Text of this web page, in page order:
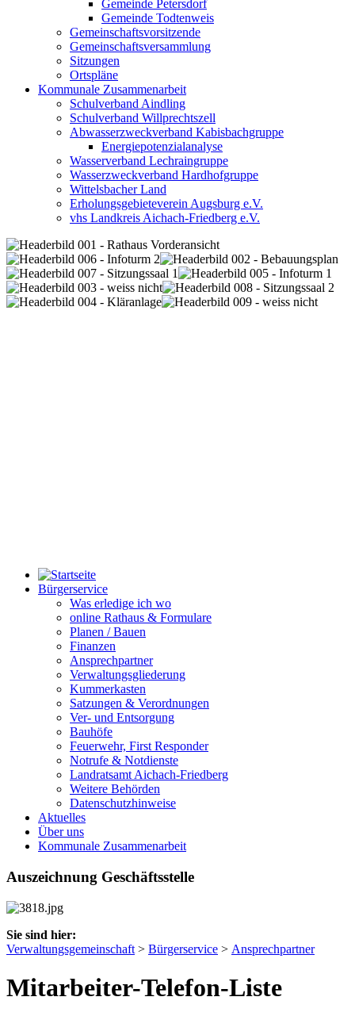
Gemeinde Petersdorf
Gemeinde Todtenweis
Gemeinschaftsvorsitzende
Gemeinschaftsversammlung
Sitzungen
Ortspläne
Kommunale Zusammenarbeit
Schulverband Aindling
Schulverband Willprechtszell
Abwasserzweckverband Kabisbachgruppe
Energiepotenzialanalyse
Wasserverband Lechraingruppe
Wasserzweckverband Hardhofgruppe
Wittelsbacher Land
Erholungsgebieteverein Augsburg e.V.
vhs Landkreis Aichach-Friedberg e.V.
Bürgerservice
Was erledige ich wo
online Rathaus & Formulare
Planen / Bauen
Finanzen
Ansprechpartner
Verwaltungsgliederung
Kummerkasten
Satzungen & Verordnungen
Ver- und Entsorgung
Bauhöfe
Feuerwehr, First Responder
Notrufe & Notdienste
Landratsamt Aichach-Friedberg
Weitere Behörden
Datenschutzhinweise
Aktuelles
Über uns
Kommunale Zusammenarbeit
Auszeichnung Geschäftsstelle
Sie sind hier:
Verwaltungsgemeinschaft > Bürgerservice > Ansprechpartner
Mitarbeiter-Telefon-Liste